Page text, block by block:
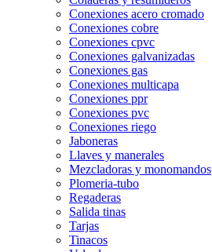
Conexiones acero cromado
Conexiones cobre
Conexiones cpvc
Conexiones galvanizadas
Conexiones gas
Conexiones multicapa
Conexiones ppr
Conexiones pvc
Conexiones riego
Jaboneras
Llaves y manerales
Mezcladoras y monomandos
Plomeria-tubo
Regaderas
Salida tinas
Tarjas
Tinacos